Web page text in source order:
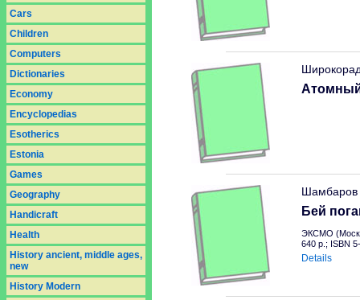
Cars
Children
Computers
Dictionaries
Economy
Encyclopedias
Esotherics
Estonia
Games
Geography
Handicraft
Health
History ancient, middle ages,
new
History Modern
Шамбаров
Бей
ЭКСМО
640 p.; ISBN
Details